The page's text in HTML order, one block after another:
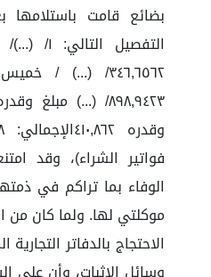
بضائع قامت
التفصيل
٣٤٦,٦٥٦٢/ (...) /
فواتير الشراء)، وقد
الوفاء بما تراكم في
موكلتي لها. ولما كان من
الاحتجاج بالدفاتر